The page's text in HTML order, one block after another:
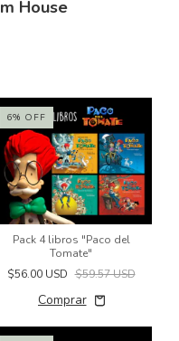
House
6% OFF
Pack 4 libros "Paco del
Tomate"
$56.00 USD $59.57 USD